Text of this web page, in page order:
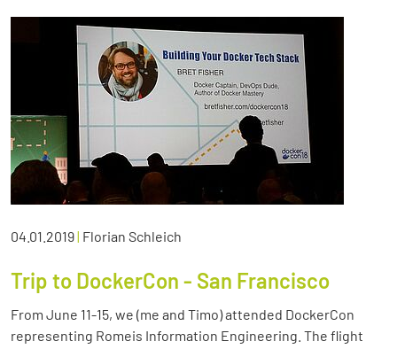
04.01.2019| Florian Schleich
Trip to DockerCon - San Francisco
From June 11-15, we (me and Timo) attended DockerCon
representing Romeis Information Engineering. The flight